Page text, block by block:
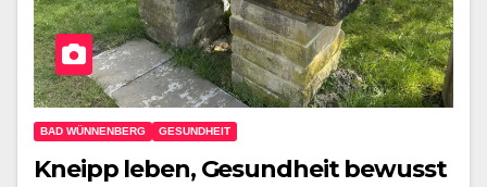
BAD WÜNNENBERG GESUNDHEIT
Kneipp leben, Gesundheit bewusst